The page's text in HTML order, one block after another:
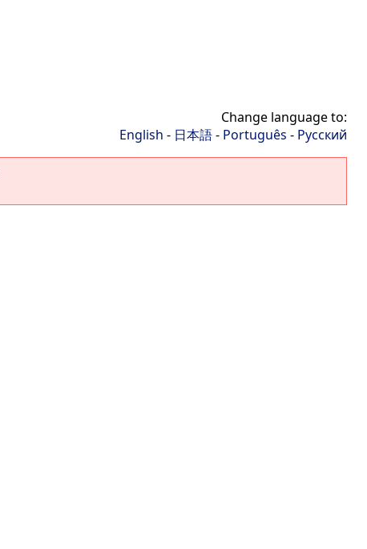
Change language to:
English - 日本語- Português - Русский